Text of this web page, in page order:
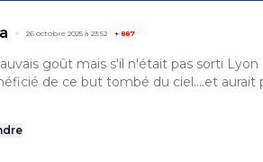
26 octobre 2025 à 23:52 + 887
goût mais s'il n'était pas sorti Lyon
de ce but tombé du ciel....et aurait